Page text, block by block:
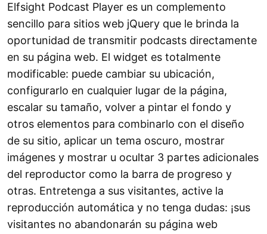
Elfsight Podcast Player es un complemento
sencillo para sitios web jQuery que le brinda la
oportunidad de transmitir podcasts directamente
en su página web. El widget es totalmente
modificable: puede cambiar su ubicación,
configurarlo en cualquier lugar de la página,
escalar su tamaño, volver a pintar el fondo y
otros elementos para combinarlo con el diseño
de su sitio, aplicar un tema oscuro, mostrar
imágenes y mostrar u ocultar 3 partes adicionales
del reproductor como la barra de progreso y
otras. Entretenga a sus visitantes, active la
reproducción automática y no tenga dudas: ¡sus
visitantes no abandonarán su página web